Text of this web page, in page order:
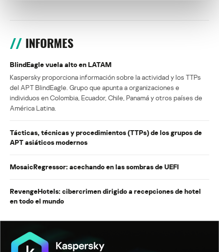
INFORMES
BlindEagle vuela alto en LATAM
Kaspersky proporciona información sobre la actividad y los TTPs
del APT BlindEagle. Grupo que apunta a organizaciones e
individuos en Colombia, Ecuador, Chile, Panamá y otros países de
América Latina.
Tácticas, técnicas y procedimientos (TTPs) de los grupos de
APT asiáticos modernos
MosaicRegressor: acechando en las sombras de UEFI
RevengeHotels: cibercrimen dirigido a recepciones de hotel
en todo el mundo